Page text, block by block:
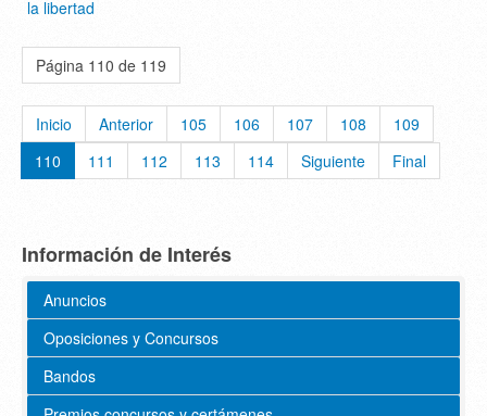
la libertad
Página 110 de 119
Inicio Anterior 105 106 107 108
109
110
111 112 113 114 Siguiente Final
Información de Interés
Anuncios
Oposiciones y Concursos
Bandos